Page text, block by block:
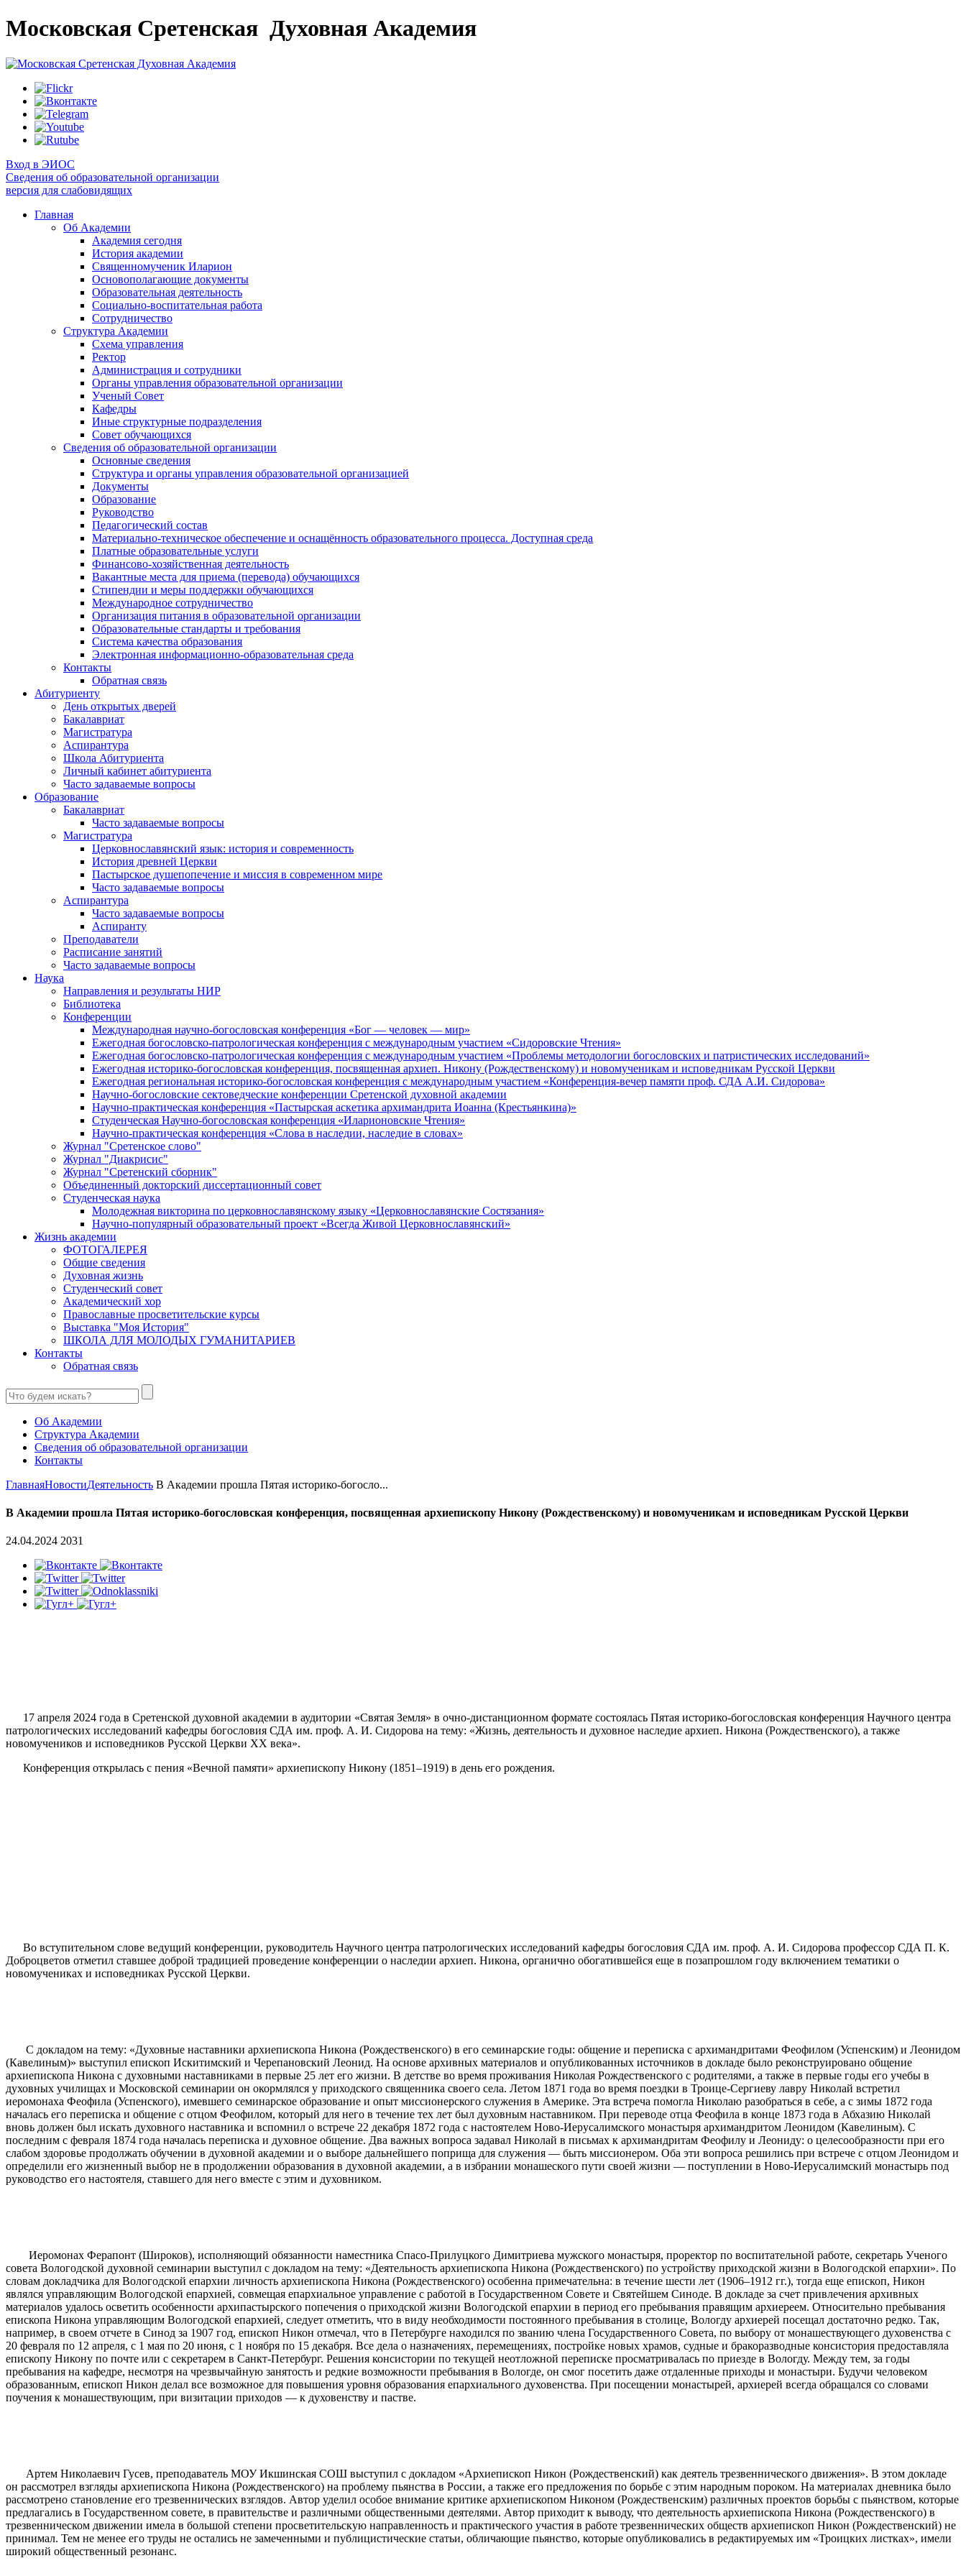
Московская Сретенская Духовная Академия
Вход в ЭИОС
Сведения об образовательной организации
версия для слабовидящих
Главная
Об Академии
Академия сегодня
История академии
Священномученик Иларион
Основополагающие документы
Образовательная деятельность
Социально-воспитательная работа
Сотрудничество
Структура Академии
Схема управления
Ректор
Администрация и сотрудники
Органы управления образовательной организации
Ученый Совет
Кафедры
Иные структурные подразделения
Совет обучающихся
Сведения об образовательной организации
Основные сведения
Структура и органы управления образовательной организацией
Документы
Образование
Руководство
Педагогический состав
Материально-техническое обеспечение и оснащённость образовательного процесса. Доступная среда
Платные образовательные услуги
Финансово-хозяйственная деятельность
Вакантные места для приема (перевода) обучающихся
Стипендии и меры поддержки обучающихся
Международное сотрудничество
Организация питания в образовательной организации
Образовательные стандарты и требования
Система качества образования
Электронная информационно-образовательная среда
Контакты
Обратная связь
Абитуриенту
День открытых дверей
Бакалавриат
Магистратура
Аспирантура
Школа Абитуриента
Личный кабинет абитуриента
Часто задаваемые вопросы
Образование
Бакалавриат
Часто задаваемые вопросы
Магистратура
Церковнославянский язык: история и современность
История древней Церкви
Пастырское душепопечение и миссия в современном мире
Часто задаваемые вопросы
Аспирантура
Часто задаваемые вопросы
Аспиранту
Преподаватели
Расписание занятий
Часто задаваемые вопросы
Наука
Направления и результаты НИР
Библиотека
Конференции
Международная научно-богословская конференция «Бог — человек — мир»
Ежегодная богословско-патрологическая конференция с международным участием «Сидоровские Чтения»
Ежегодная богословско-патрологическая конференция с международным участием «Проблемы методологии богословских и патристических исследований»
Ежегодная историко-богословская конференция, посвященная архиеп. Никону (Рождественскому) и новомученикам и исповедникам Русской Церкви
Ежегодная региональная историко-богословская конференция с международным участием «Конференция-вечер памяти проф. СДА А.И. Сидорова»
Научно-богословские сектоведческие конференции Сретенской духовной академии
Научно-практическая конференция «Пастырская аскетика архимандрита Иоанна (Крестьянкина)»
Студенческая Научно-богословская конференция «Иларионовские Чтения»
Научно-практическая конференция «Cлова в наследии, наследие в словах»
Журнал "Сретенское слово"
Журнал "Диакрисис"
Журнал "Сретенский сборник"
Объединенный докторский диссертационный совет
Студенческая наука
Молодежная викторина по церковнославянскому языку «Церковнославянские Состязания»
Научно-популярный образовательный проект «Всегда Живой Церковнославянский»
Жизнь академии
ФОТОГАЛЕРЕЯ
Общие сведения
Духовная жизнь
Студенческий совет
Академический хор
Православные просветительские курсы
Выставка "Моя История"
ШКОЛА ДЛЯ МОЛОДЫХ ГУМАНИТАРИЕВ
Контакты
Обратная связь
Об Академии
Структура Академии
Сведения об образовательной организации
Контакты
ГлавнаяНовостиДеятельность В Академии прошла Пятая историко-богосло...
В Академии прошла Пятая историко-богословская конференция, посвященная архиепископу Никону (Рождественскому) и новомученикам и исповедникам Русской Церкви
24.04.2024 2031
17 апреля 2024 года в Сретенской духовной академии в аудитории «Святая Земля» в очно-дистанционном формате состоялась Пятая историко-богословская конференция Научного центра
патрологических исследований кафедры богословия СДА им. проф. А. И. Сидорова на тему: «Жизнь, деятельность и духовное наследие архиеп. Никона (Рождественского), а также
новомучеников и исповедников Русской Церкви ХХ века».
Конференция открылась с пения «Вечной памяти» архиепископу Никону (1851–1919) в день его рождения.
Во вступительном слове ведущий конференции, руководитель Научного центра патрологических исследований кафедры богословия СДА им. проф. А. И. Сидорова профессор СДА П. К.
Доброцветов отметил ставшее доброй традицией проведение конференции о наследии архиеп. Никона, органично обогатившейся еще в позапрошлом году включением тематики о
новомучениках и исповедниках Русской Церкви.
С докладом на тему: «Духовные наставники архиепископа Никона (Рождественского) в его семинарские годы: общение и переписка с архимандритами Феофилом (Успенским) и Леонидом
(Кавелиным)» выступил епископ Искитимский и Черепановский Леонид. На основе архивных материалов и опубликованных источников в докладе было реконструировано общение
архиепископа Никона с духовными наставниками в первые 25 лет его жизни. В детстве во время проживания Николая Рождественского с родителями, а также в первые годы его учебы в
духовных училищах и Московской семинарии он окормлялся у приходского священника своего села. Летом 1871 года во время поездки в Троице-Сергиеву лавру Николай встретил
иеромонаха Феофила (Успенского), имевшего семинарское образование и опыт миссионерского служения в Америке. Эта встреча помогла Николаю разобраться в себе, а с зимы 1872 года
началась его переписка и общение с отцом Феофилом, который для него в течение тех лет был духовным наставником. При переводе отца Феофила в конце 1873 года в Абхазию Николай
вновь должен был искать духовного наставника и вспомнил о встрече 22 декабря 1872 года с настоятелем Ново-Иерусалимского монастыря архимандритом Леонидом (Кавелиным). С
последним с февраля 1874 года началась переписка и духовное общение. Два важных вопроса задавал Николай в письмах к архимандритам Феофилу и Леониду: о целесообразности при его
слабом здоровье продолжать обучении в духовной академии и о выборе дальнейшего поприща для служения — быть миссионером. Оба эти вопроса решились при встрече с отцом Леонидом и
определили его жизненный выбор не в продолжении образования в духовной академии, а в избрании монашеского пути своей жизни — поступлении в Ново-Иерусалимский монастырь под
руководство его настоятеля, ставшего для него вместе с этим и духовником.
Иеромонах Ферапонт (Широков), исполняющий обязанности наместника Спасо-Прилуцкого Димитриева мужского монастыря, проректор по воспитательной работе, секретарь Ученого
совета Вологодской духовной семинарии выступил с докладом на тему: «Деятельность архиепископа Никона (Рождественского) по устройству приходской жизни в Вологодской епархии». По
словам докладчика для Вологодской епархии личность архиепископа Никона (Рождественского) особенна примечательна: в течение шести лет (1906–1912 гг.), тогда еще епископ, Никон
являлся управляющим Вологодской епархией, совмещая епархиальное управление с работой в Государственном Совете и Святейшем Синоде. В докладе за счет привлечения архивных
материалов удалось осветить особенности архипастырского попечения о приходской жизни Вологодской епархии в период его пребывания правящим архиереем. Относительно пребывания
епископа Никона управляющим Вологодской епархией, следует отметить, что в виду необходимости постоянного пребывания в столице, Вологду архиерей посещал достаточно редко. Так,
например, в своем отчете в Синод за 1907 год, епископ Никон отмечал, что в Петербурге находился по званию члена Государственного Совета, по выбору от монашествующего духовенства с
20 февраля по 12 апреля, с 1 мая по 20 июня, с 1 ноября по 15 декабря. Все дела о назначениях, перемещениях, постройке новых храмов, судные и бракоразводные консистория предоставляла
епископу Никону по почте или с секретарем в Санкт-Петербург. Решения консистории по текущей неотложной переписке просматривалась по приезде в Вологду. Между тем, за годы
пребывания на кафедре, несмотря на чрезвычайную занятость и редкие возможности пребывания в Вологде, он смог посетить даже отдаленные приходы и монастыри. Будучи человеком
образованным, епископ Никон делал все возможное для повышения уровня образования епархиального духовенства. При посещении монастырей, архиерей всегда обращался со словами
поучения к монашествующим, при визитации приходов — к духовенству и пастве.
Артем Николаевич Гусев, преподаватель МОУ Икшинская СОШ выступил с докладом «Архиепископ Никон (Рождественский) как деятель трезвеннического движения». В этом докладе
он рассмотрел взгляды архиепископа Никона (Рождественского) на проблему пьянства в России, а также его предложения по борьбе с этим народным пороком. На материалах дневника было
рассмотрено становление его трезвеннических взглядов. Автор уделил особое внимание критике архиепископом Никоном (Рождественским) различных проектов борьбы с пьянством, которые
предлагались в Государственном совете, в правительстве и различными общественными деятелями. Автор приходит к выводу, что деятельность архиепископа Никона (Рождественского) в
трезвенническом движении имела в большой степени просветительскую направленность и практического участия в работе трезвеннических обществ архиепископ Никон (Рождественский) не
принимал. Тем не менее его труды не остались не замеченными и публицистические статьи, обличающие пьянство, которые опубликовались в редактируемых им «Троицких листках», имели
широкий общественный резонанс.